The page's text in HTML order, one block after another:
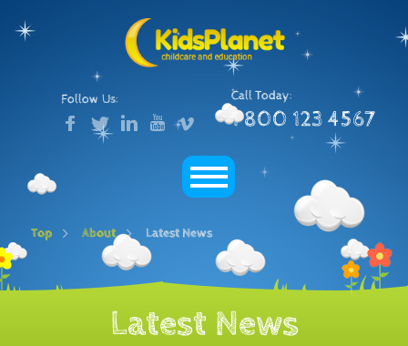
Follow Us: Call Today:
1 800 123 4567
Top About Latest News
Latest News